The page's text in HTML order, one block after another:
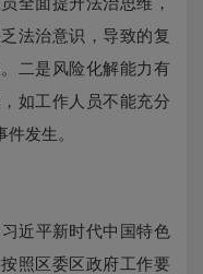
法治意识，导致的复
二是风险化解能力有
如工作人员不能充分
发生。
近平新时代中国特色
照区委区政府工作要